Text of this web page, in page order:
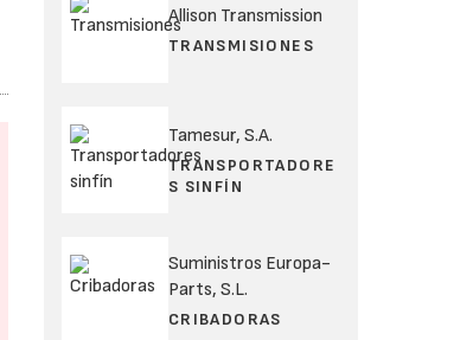
Allison Transmission
TRANSMISIONES
Tamesur, S.A.
TRANSPORTADORE
S SINFÍN
Suministros Europa-
Parts, S.L.
CRIBADORAS